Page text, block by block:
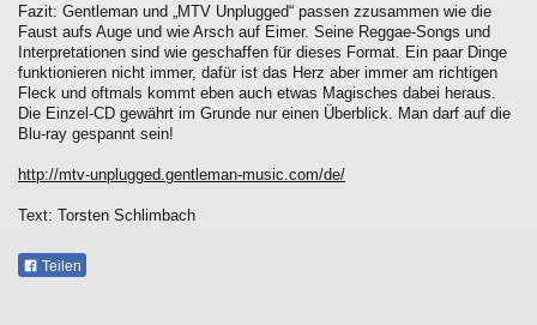
Fazit: Gentleman und „MTV Unplugged“ passen zzusammen wie die
Faust aufs Auge und wie Arsch auf Eimer. Seine Reggae-Songs und
Interpretationen sind wie geschaffen für dieses Format. Ein paar Dinge
funktionieren nicht immer, dafür ist das Herz aber immer am richtigen
Fleck und oftmals kommt eben auch etwas Magisches dabei heraus.
Die Einzel-CD gewährt im Grunde nur einen Überblick. Man darf auf die
Blu-ray gespannt sein!
http://mtv-unplugged.gentleman-music.com/de/
Text: Torsten Schlimbach
Teilen